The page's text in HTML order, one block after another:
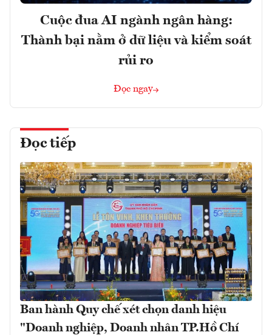
Cuộc đua AI ngành ngân hàng:
Thành bại nằm ở dữ liệu và kiểm soát
rủi ro
Đọc ngay
Đọc tiếp
Ban hành Quy chế xét chọn danh hiệu
"Doanh nghiệp, Doanh nhân TP.Hồ Chí